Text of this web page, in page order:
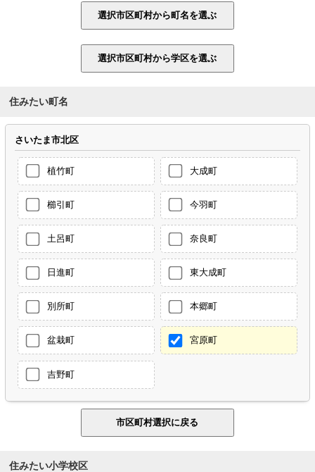
住みたい町名
さいたま市北区
植竹町 大成町
櫛引町 今羽町
土呂町 奈良町
日進町 東大成町
別所町 本郷町
盆栽町 宮原町
吉野町
住みたい小学校区